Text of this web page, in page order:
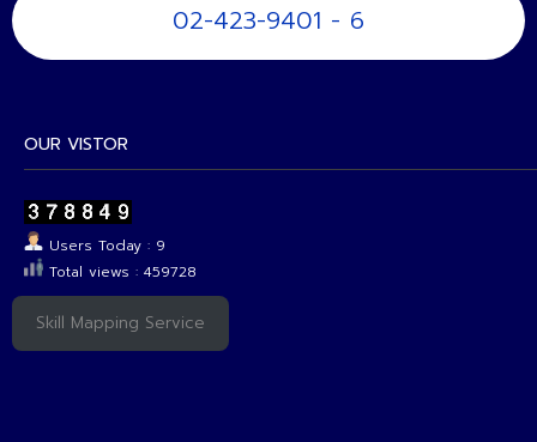
02-423-9401 - 6
OUR VISTOR
Users Today : 9
Total views : 459728
Skill Mapping Service